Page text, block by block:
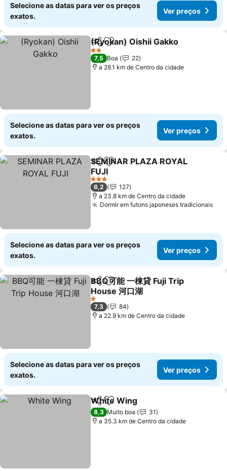
Selecione as datas para ver os preços
exatos.
Ver preços
PartilharAdicionar aos favoritos
(Ryokan) Oishii Gakko
2 Estrelas
7,5 Boa
22
a 28.1 km de Centro da cidade
Selecione as datas para ver os preços
exatos.
Ver preços
PartilharAdicionar aos favoritos
SEMINAR PLAZA ROYAL
FUJI
Ver preços
3 Estrelas
6,2
127
a 23.8 km de Centro da cidade
Dormir em futons japoneses tradicionais
Selecione as datas para ver os preços
exatos.
Ver preços
PartilharAdicionar aos favoritos
BBQ可能 一棟貸 Fuji Trip
House 河口湖
Ver preços
1 Estrelas
7,3
84
a 22.9 km de Centro da cidade
Selecione as datas para ver os preços
exatos.
Ver preços
PartilharAdicionar aos favoritos
White Wing
8,3 Muito boa
31
a 35.3 km de Centro da cidade